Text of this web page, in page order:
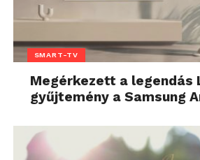
SMART-TV
Megérkezett a legendás
gyűjtemény a Samsung